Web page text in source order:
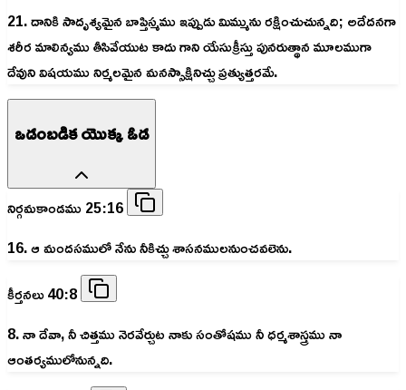
21. దానికి సాదృశ్యమైన బాప్తిస్మము ఇప్పుడు మిమ్మును రక్షించుచున్నది; అదేదనగా
శరీర మాలిన్యము తీసివేయుట కాదు గాని యేసుక్రీస్తు పునరుత్థాన మూలముగా
దేవుని విషయము నిర్మలమైన మనస్సాక్షినిచ్చు ప్రత్యుత్తరమే.
ఒడంబడిక యొక్క ఓడ
నిర్గమకాండము 25:16
16. ఆ మందసములో నేను నీకిచ్చు శాసనములనుంచవలెను.
కీర్తనలు 40:8
8. నా దేవా, నీ చిత్తము నెరవేర్చుట నాకు సంతోషము నీ ధర్మశాస్త్రము నా
ఆంతర్యములోనున్నది.